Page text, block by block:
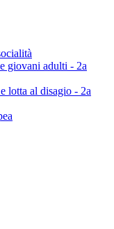
giovani adulti - 2a
lotta al disagio - 2a